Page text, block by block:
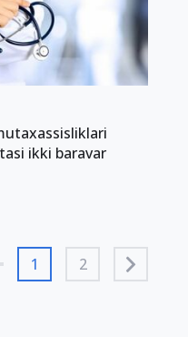
ikki baravar
1 2